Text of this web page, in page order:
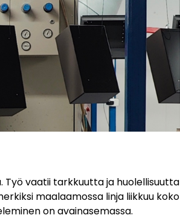
Työ vaatii tarkkuutta ja huolellisuutta
maalaamossa linja liikkuu koko
on avainasemassa.